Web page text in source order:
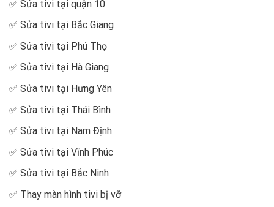
✅ Sửa tivi tại quận 10
✅ Sửa tivi tại Bắc Giang
✅ Sửa tivi tại Phú Thọ
✅ Sửa tivi tại Hà Giang
✅ Sửa tivi tại Hưng Yên
✅ Sửa tivi tại Thái Bình
✅ Sửa tivi tại Nam Định
✅ Sửa tivi tại Vĩnh Phúc
✅ Sửa tivi tại Bắc Ninh
✅ Thay màn hình tivi bị vỡ